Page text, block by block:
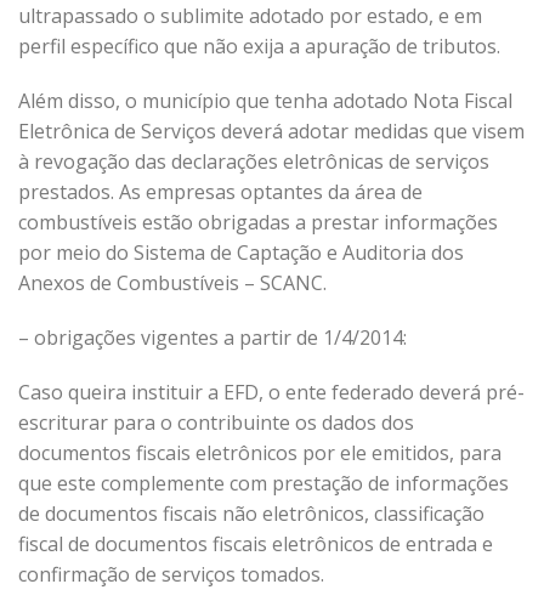
ultrapassado o sublimite adotado por estado, e em
perfil específico que não exija a apuração de tributos.
Além disso, o município que tenha adotado Nota Fiscal
Eletrônica de Serviços deverá adotar medidas que visem
à revogação das declarações eletrônicas de serviços
prestados. As empresas optantes da área de
combustíveis estão obrigadas a prestar informações
por meio do Sistema de Captação e Auditoria dos
Anexos de Combustíveis – SCANC.
– obrigações vigentes a partir de 1/4/2014:
Caso queira instituir a EFD, o ente federado deverá pré-
escriturar para o contribuinte os dados dos
documentos fiscais eletrônicos por ele emitidos, para
que este complemente com prestação de informações
de documentos fiscais não eletrônicos, classificação
fiscal de documentos fiscais eletrônicos de entrada e
confirmação de serviços tomados.